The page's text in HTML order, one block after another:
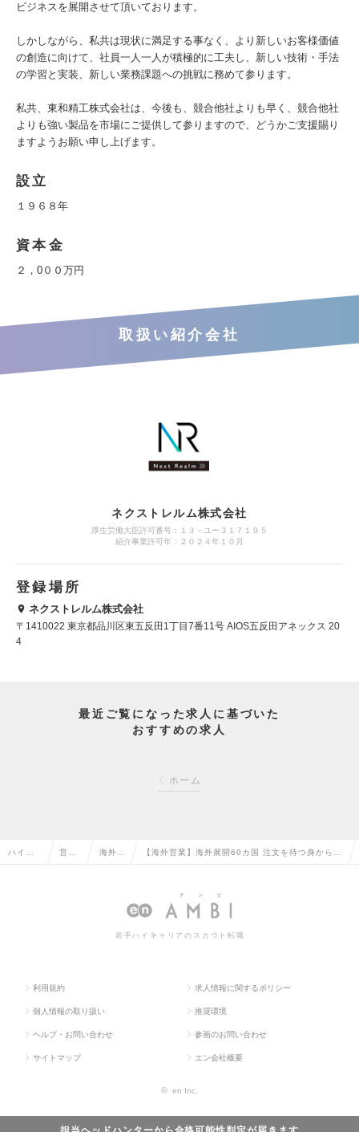
ビジネスを展開させて頂いております。
しかしながら、私共は現状に満足する事なく、より新しいお客様価値
の創造に向けて、社員一人一人が積極的に工夫し、新しい技術・手法
の学習と実装、新しい業務課題への挑戦に務めて参ります。
私共、東和精工株式会社は、今後も、競合他社よりも早く、競合他社
よりも強い製品を市場にご提供して参りますので、どうかご支援賜り
ますようお願い申し上げます。
設立
１９６８年
資本金
２，0００万円
取扱い紹介会社
ネクストレルム株式会社
厚生労働大臣許可番号：１３－ユー３１７１９５
紹介事業許可年：２０２４年１０月
登録場所
ネクストレルム株式会社
〒1410022 東京都品川区東五反田1丁目7番11号 AIOS五反田アネックス 20
4
最近ご覧になった求人に基づいた
おすすめの求人
ホーム
ハイク 営業 海外営 【海外営業】海外展開60カ国 注文を待つ身から取
の販売の求人情報
若手ハイキャリアのスカウト転職
利用規約 求人情報に関するポリシー
個人情報の取り扱い 推奨環境
ヘルプ・お問い合わせ 参画のお問い合わせ
サイトマップ エン会社概要
© en Inc.